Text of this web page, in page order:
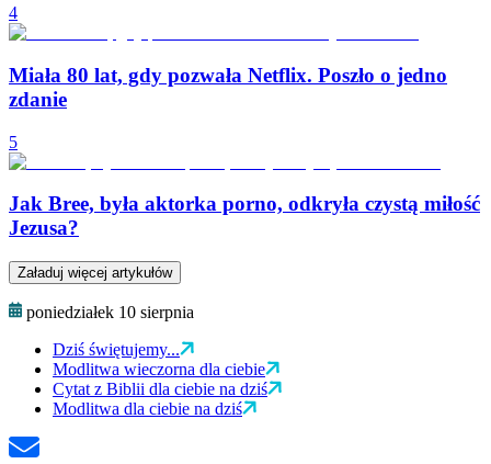
4
Miała 80 lat, gdy pozwała Netflix. Poszło o jedno
zdanie
5
Jak Bree, była aktorka porno, odkryła czystą miłość
​​Jezusa?
Załaduj więcej artykułów
poniedziałek 10 sierpnia
Dziś świętujemy...
Modlitwa wieczorna dla ciebie
Cytat z Biblii dla ciebie na dziś
Modlitwa dla ciebie na dziś